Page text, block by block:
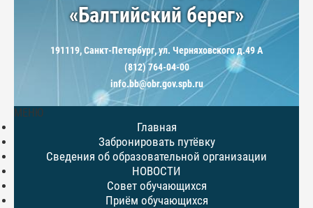
«Балтийский берег»
191119, Санкт-Петербург, ул. Черняховского д.49 А
(812) 764-04-00
info.bb@obr.gov.spb.ru
МЕНЮ
Главная
Забронировать путёвку
Сведения об образовательной организации
НОВОСТИ
Совет обучающихся
Приём обучающихся